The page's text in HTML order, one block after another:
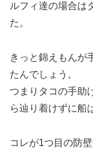
ルフィ達の場合は
た。
きっと錦えもんが
たんでしょう。
つまりタコの手助
ら辿り着けずに船
コレが1つ目の防壁